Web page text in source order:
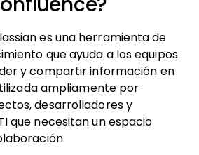
es una herramienta de
que ayuda a los equipos
y compartir información en
ampliamente por
desarrolladores y
que necesitan un espacio